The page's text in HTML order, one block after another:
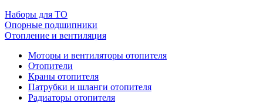
Наборы для ТО
Опорные подшипники
Отопление и вентиляция
Моторы и вентиляторы отопителя
Отопители
Краны отопителя
Патрубки и шланги отопителя
Радиаторы отопителя